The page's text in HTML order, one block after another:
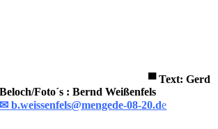
▀Text: Gerd
Beloch/Foto´s : Bernd Weißenfels
✉ b.weissenfels@mengede-08-20.de